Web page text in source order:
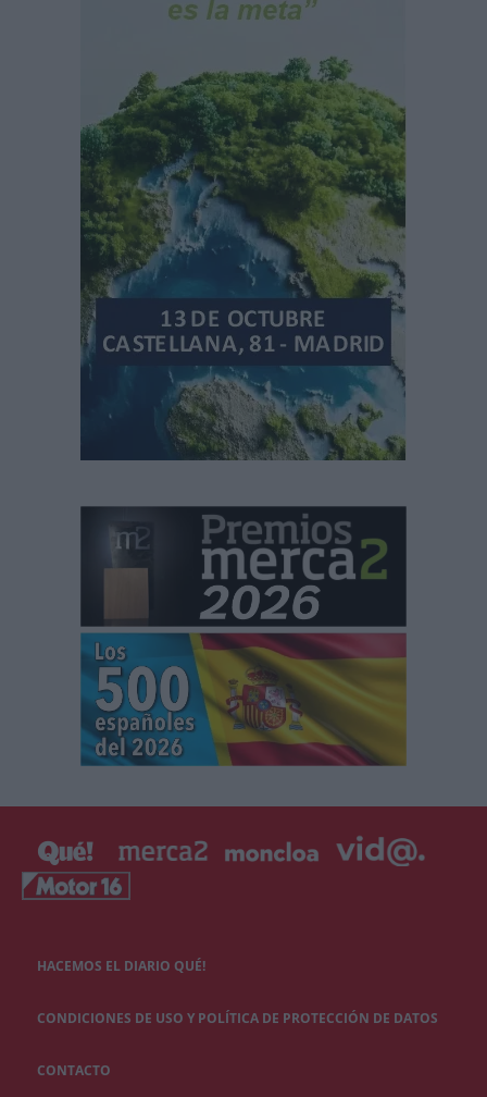
HACEMOS EL DIARIO QUÉ!
CONDICIONES DE USO Y POLÍTICA DE PROTECCIÓN DE DATOS
CONTACTO